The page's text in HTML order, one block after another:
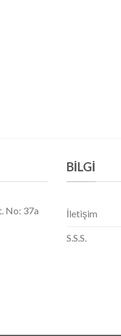
No: 37a
BILGI
İletişim
S.S.S.